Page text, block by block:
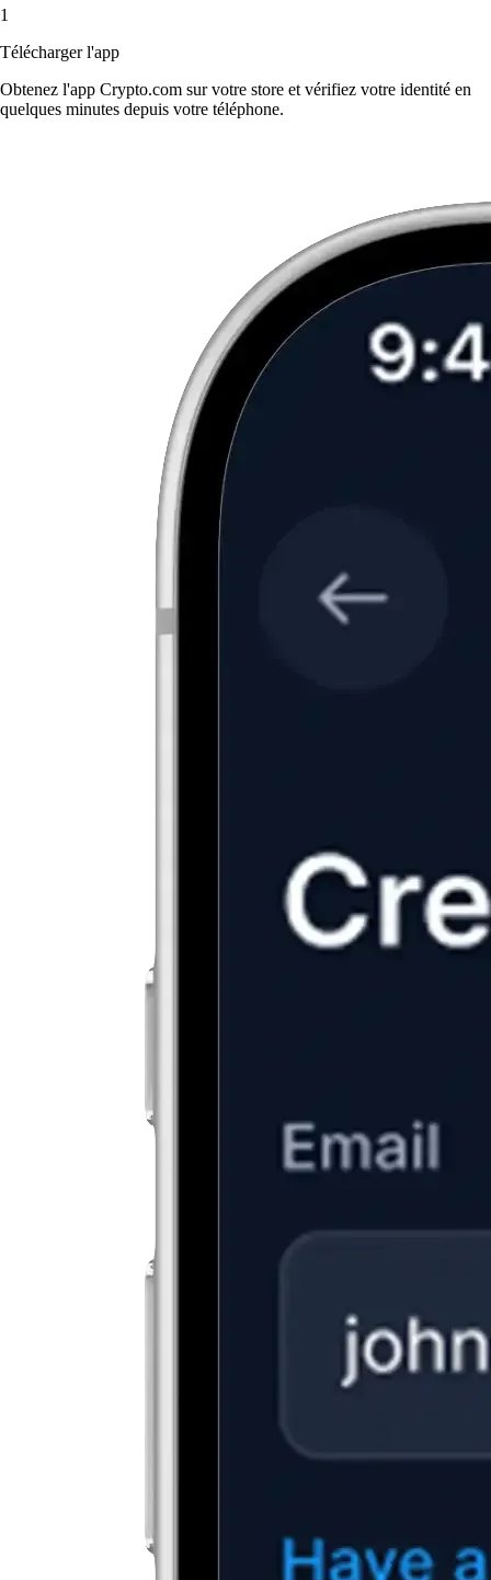
1
Télécharger l'app
Obtenez l'app Crypto.com sur votre store et vérifiez votre identité en
quelques minutes depuis votre téléphone.